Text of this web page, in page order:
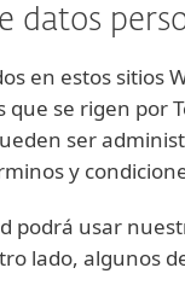
datos
en estos sitios
se rigen por
ser
y
podrá usar
lado, algunos